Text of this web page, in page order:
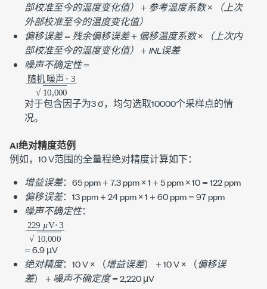
部校准至今的温度变化值） + 参考温度系数×
（上次
外部校准至今的温度变化值）
偏移误差=残余偏移误差+ 偏移温度系数×
（上次内
部校准至今的温度变化值） + INL误差
噪声不确定性=
随机 噪声
随机噪声
随机噪声
⋅ 310,000
对于包含因子为3 σ，均匀选取10000个采样点的情
况。
AI绝对精度范例
例如， 10 V范围的全量程绝对精度计算如下：
增益误差： 65 ppm+7.3 ppm× 1 +5 ppm× 10 =122 ppm
偏移误差： 13 ppm+24 ppm× 1 +60 ppm=97 ppm
噪声不确定性：
µµ
229
µV⋅
310,000
=6.9 µV
绝对精度： 10 V× （增益误差） +10 V× （偏移误
差） + 噪声不确定度=2,220 μV